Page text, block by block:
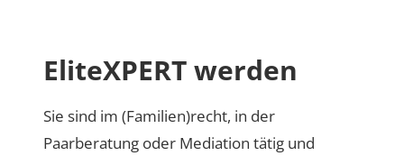
EliteXPERT werden
Sie sind im (Familien)recht, in der
Paarberatung oder Mediation tätig und